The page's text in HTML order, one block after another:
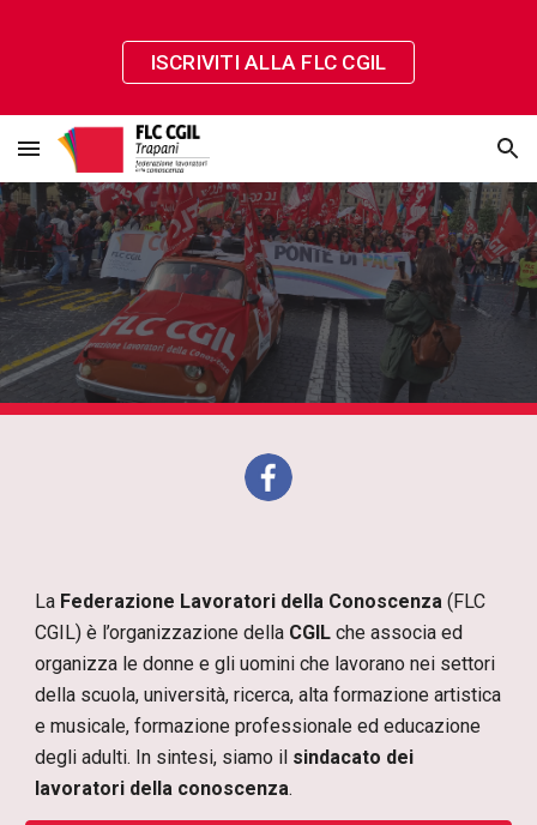
Skip to main content Skip to navigation
ISCRIVITI ALLA FLC CGIL
La Federazione Lavoratori della Conoscenza (FLC
CGIL) è l’organizzazione della CGIL che associa ed
organizza le donne e gli uomini che lavorano nei settori
della scuola, università, ricerca, alta formazione artistica
e musicale, formazione professionale ed educazione
degli adulti. In sintesi, siamo il sindacato dei
lavoratori della conoscenza.